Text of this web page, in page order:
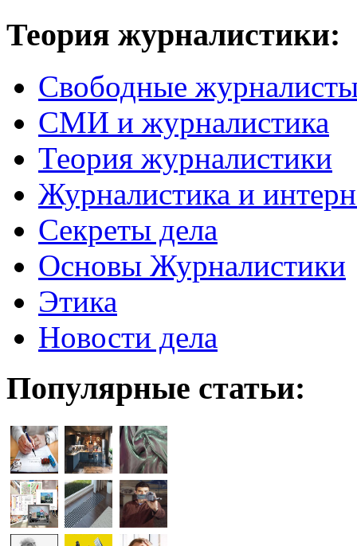
Теория журналистики:
Свободные
СМИ и журналистика
Теория журналистики
Журналистика и
Секреты дела
Основы Журналистики
Этика
Новости дела
Популярные статьи: